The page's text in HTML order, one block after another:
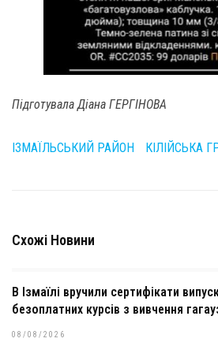
Підготувала Діана ГЕРГІНОВА
ІЗМАЇЛЬСЬКИЙ РАЙОН КІЛІЙСЬКА
Схожі Новини
В Ізмаїлі вручили сертифікати
безоплатних курсів з вивчення
08/08/2026